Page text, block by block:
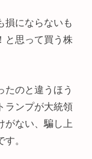
損にならないも
と思って買う株
たのと違うほう
ランプが大統領
がない、騙し上
。